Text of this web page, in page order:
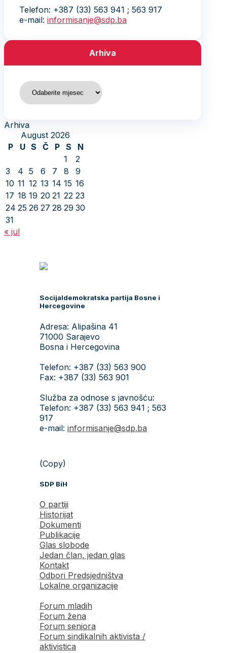
Telefon: +387 (33) 563 941 ; 563 917
e-mail: informisanje@sdp.ba
Arhiva
Arhiva
Arhiva
August 2026
P
U S Č P S
N
1
2
3
4 5 6 7 8
9
10 11 12 13 14 15 16
17 18 19 20 21 22 23
24 25 26 27 28 29 30
31
« jul
Socijaldemokratska partija Bosne i
Hercegovine
Adresa: Alipašina 41
71000 Sarajevo
Bosna i Hercegovina
Telefon: +387 (33) 563 900
Fax: +387 (33) 563 901
Služba za odnose s javnošću:
Telefon: +387 (33) 563 941 ; 563
917
e-mail: informisanje@sdp.ba
(Copy)
SDP BiH
O partiji
Historijat
Dokumenti
Publikacije
Glas slobode
Jedan član, jedan glas
Kontakt
Odbori Predsjedništva
Lokalne organizacije
Forum mladih
Forum žena
Forum seniora
Forum sindikalnih aktivista /
aktivistica